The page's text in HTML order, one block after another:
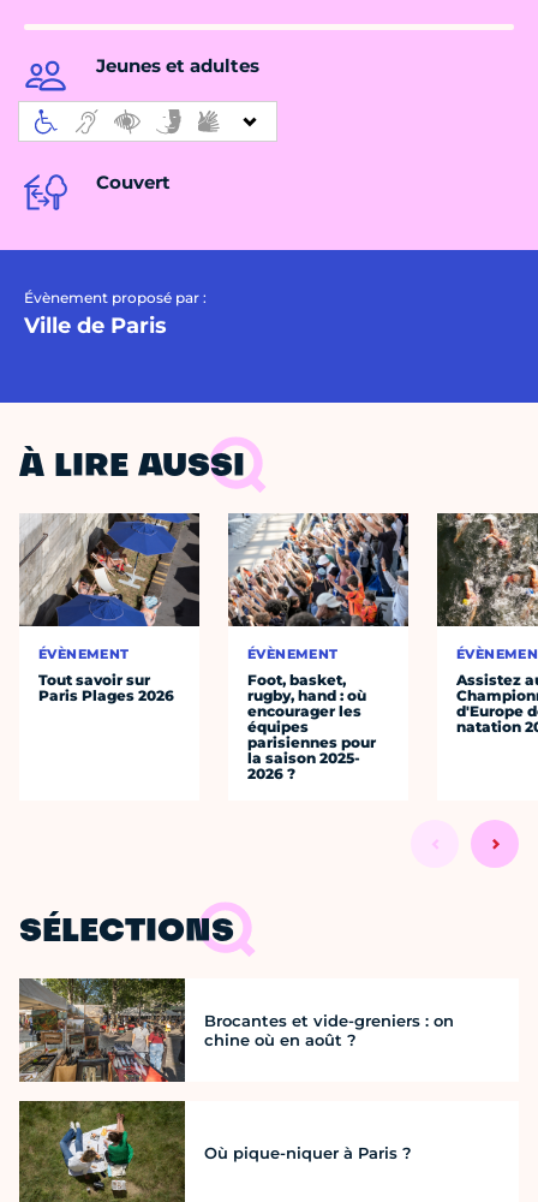
Jeunes et adultes
Couvert
Évènement proposé par :
Ville de Paris
À LIRE AUSSI
ÉVÈNEMENT
Tout savoir sur
Paris Plages 2026
ÉVÈNEMENT
Foot, basket,
rugby, hand : où
encourager les
équipes
parisiennes pour
la saison 2025-
2026 ?
Assistez
d'Europe
natation
SÉLECTIONS
Brocantes et vide-greniers : on
chine où en août ?
Où pique-niquer à Paris ?